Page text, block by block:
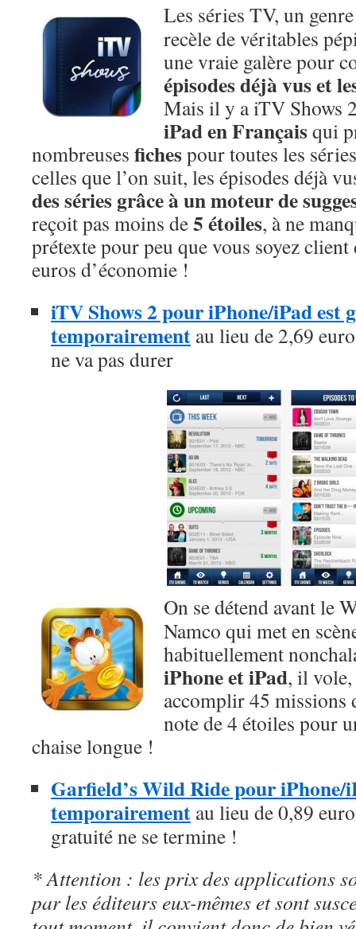
Les séries TV, un
recèle de véritables
une vraie galère pour
épisodes déjà vus et
Mais il y a iTV Shows
iPad en Françaisqui
nombreuses fichespour toutes les
celles que l’on suit, les épisodes déjà
des séries grâce à un moteur de
reçoit pas moins de5 étoiles, à ne
prétexte pour peu que vous soyez
euros d’économie !
iTV Shows 2 pour iPhone/iPad est
temporairement au lieu de 2,69
ne va pas durer
On se détend avant le
Namco qui met en
habituellement
iPhone et iPad, il
accomplir 45 missions
note de 4 étoiles pour
chaise longue !
Garfield’s Wild Ride pour
temporairement au lieu de 0,89
gratuité ne se termine !
* Attention : les prix des applications
par les éditeurs eux-mêmes et sont